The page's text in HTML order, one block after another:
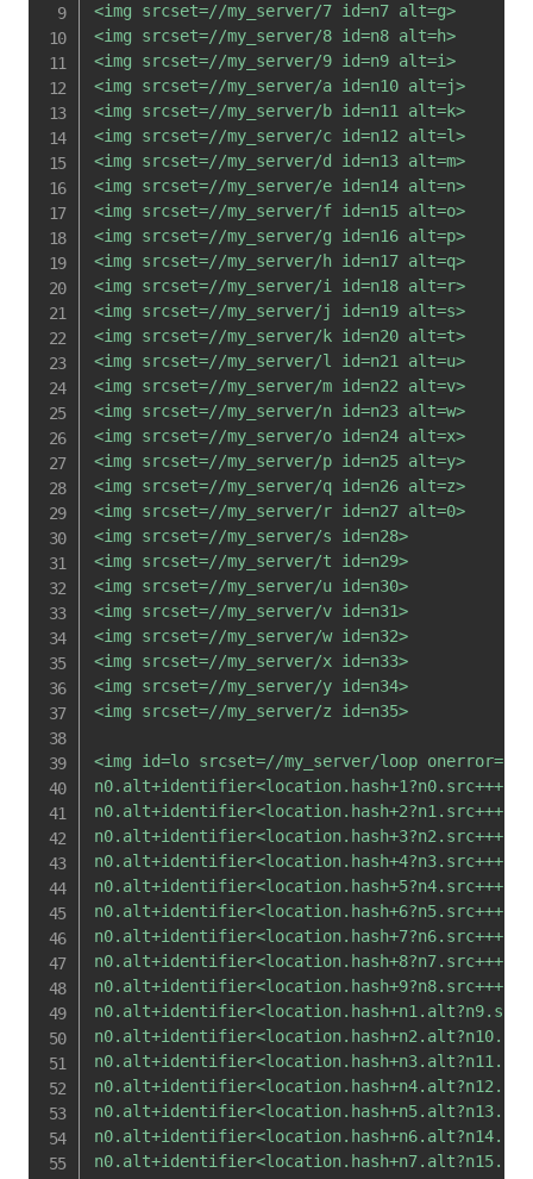
<img srcset=//my_server/7 id=n7 alt=g>
<img srcset=//my_server/8 id=n8 alt=h>
<img srcset=//my_server/9 id=n9 alt=i>
<img srcset=//my_server/a id=n10 alt=j>
<img srcset=//my_server/b id=n11 alt=k>
<img srcset=//my_server/c id=n12 alt=l>
<img srcset=//my_server/d id=n13 alt=m>
<img srcset=//my_server/e id=n14 alt=n>
<img srcset=//my_server/f id=n15 alt=o>
<img srcset=//my_server/g id=n16 alt=p>
<img srcset=//my_server/h id=n17 alt=q>
<img srcset=//my_server/i id=n18 alt=r>
<img srcset=//my_server/j id=n19 alt=s>
<img srcset=//my_server/k id=n20 alt=t>
<img srcset=//my_server/l id=n21 alt=u>
<img srcset=//my_server/m id=n22 alt=v>
<img srcset=//my_server/n id=n23 alt=w>
<img srcset=//my_server/o id=n24 alt=x>
<img srcset=//my_server/p id=n25 alt=y>
<img srcset=//my_server/q id=n26 alt=z>
<img srcset=//my_server/r id=n27 alt=0>
<img srcset=//my_server/s id=n28>
<img srcset=//my_server/t id=n29>
<img srcset=//my_server/u id=n30>
<img srcset=//my_server/v id=n31>
<img srcset=//my_server/w id=n32>
<img srcset=//my_server/x id=n33>
<img srcset=//my_server/y id=n34>
<img srcset=//my_server/z id=n35>
<img id=lo srcset=//my_server/loop onerror=